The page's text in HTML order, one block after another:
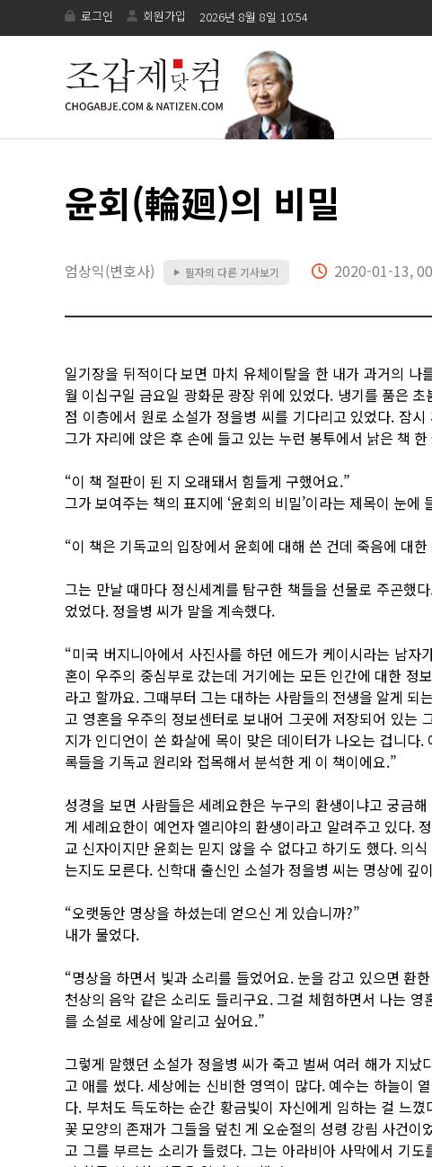
로그인 회원가입 2026년 8월 8일 10:54
윤회(輪廻)의 비밀
엄상익(변호사) ▶ 필자의 다른 기사보기 2020-01-13,
일기장을 뒤적이다 보면 마치 유체이탈을 한 내가 과거의
월 이십구일 금요일 광화문 광장 위에 있었다. 냉기를 품은
점 이층에서 원로 소설가 정을병 씨를 기다리고 있었다. 잠
그가 자리에 앉은 후 손에 들고 있는 누런 봉투에서 낡은 책
“이 책 절판이 된 지 오래돼서 힘들게 구했어요.”
그가 보여주는 책의 표지에 ‘윤회의 비밀’이라는 제목이 눈에
“이 책은 기독교의 입장에서 윤회에 대해 쓴 건데 죽음에 대
그는 만날 때마다 정신세계를 탐구한 책들을 선물로 주곤했
었었다. 정을병 씨가 말을 계속했다.
“미국 버지니아에서 사진사를 하던 에드가 케이시라는 남
혼이 우주의 중심부로 갔는데 거기에는 모든 인간에 대한 정
라고 할까요. 그때부터 그는 대하는 사람들의 전생을 알게
고 영혼을 우주의 정보센터로 보내어 그곳에 저장되어 있는
지가 인디언이 쏜 화살에 목이 맞은 데이터가 나오는 겁니다
록들을 기독교 원리와 접목해서 분석한 게 이 책이에요.”
성경을 보면 사람들은 세례요한은 누구의 환생이냐고 궁금
게 세례요한이 예언자 엘리야의 환생이라고 알려주고 있다.
교 신자이지만 윤회는 믿지 않을 수 없다고 하기도 했다. 의
는지도 모른다. 신학대 출신인 소설가 정을병 씨는 명상에
“오랫동안 명상을 하셨는데 얻으신 게 있습니까?”
내가 물었다.
“명상을 하면서 빛과 소리를 들었어요. 눈을 감고 있으면 환
천상의 음악 같은 소리도 들리구요. 그걸 체험하면서 나는
를 소설로 세상에 알리고 싶어요.”
그렇게 말했던 소설가 정을병 씨가 죽고 벌써 여러 해가 지
고 애를 썼다. 세상에는 신비한 영역이 많다. 예수는 하늘이
다. 부처도 득도하는 순간 황금빛이 자신에게 임하는 걸 느
꽃 모양의 존재가 그들을 덮친 게 오순절의 성령 강림 사건
고 그를 부르는 소리가 들렸다. 그는 아라비아 사막에서 기